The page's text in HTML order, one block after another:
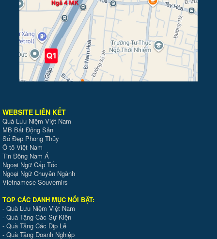
WEBSITE LIÊN KẾT
Quà Lưu Niệm Việt Nam
MB Bất Động Sản
Số Đẹp Phong Thủy
Ô tô Việt Nam
Tin Đông Nam Á
Ngoại Ngữ Cấp Tốc
Ngoại Ngữ Chuyên Ngành
Vietnamese Souvernirs
TOP CÁC DANH MỤC NỔI BẬT:
- Quà Lưu Niệm Việt Nam
- Quà Tặng Các Sự Kiện
- Quà Tặng Các Dịp Lễ
- Quà Tặng Doanh Nghiệp